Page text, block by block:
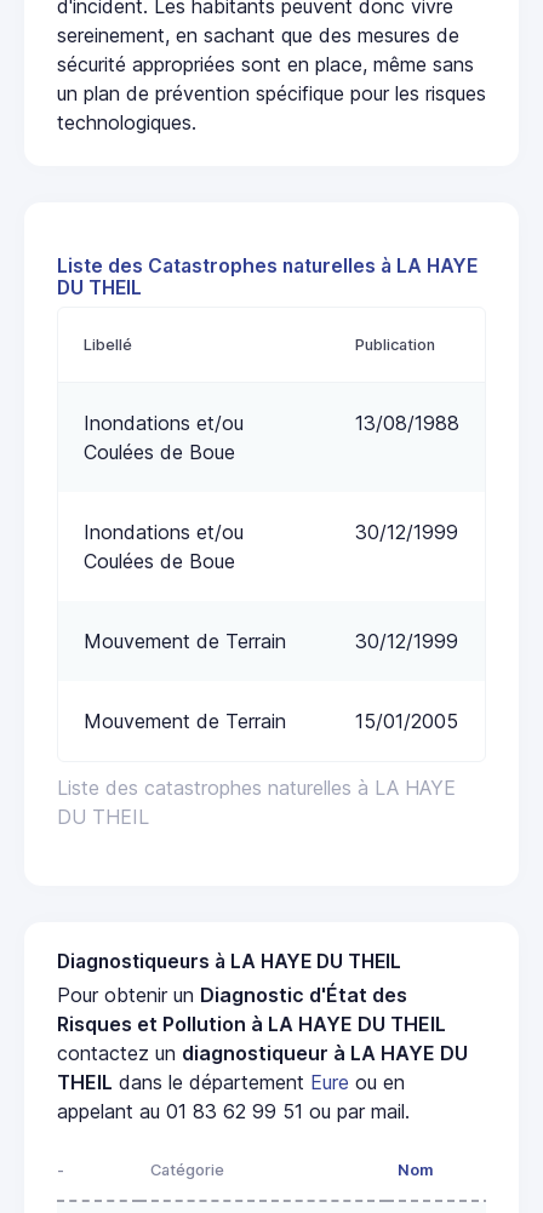
d'incident. Les habitants peuvent donc vivre
sereinement, en sachant que des mesures de
sécurité appropriées sont en place, même sans
un plan de prévention spécifique pour les risques
technologiques.
Liste des Catastrophes naturelles à LA HAYE
DU THEIL
Liste des catastrophes naturelles à LA HAYE
DU THEIL
Libellé Publication
Inondations et/ou
Coulées de Boue
13/08/1988
Inondations et/ou
Coulées de Boue
30/12/1999
Mouvement de Terrain 30/12/1999
Mouvement de Terrain 15/01/2005
Diagnostiqueurs à LA HAYE DU THEIL
Pour obtenir un Diagnostic d'État des
Risques et Pollution à LA HAYE DU THEIL
contactez un diagnostiqueur à LA HAYE DU
THEIL dans le département Eure ou en
appelant au 01 83 62 99 51 ou par mail.
- Catégorie Nom